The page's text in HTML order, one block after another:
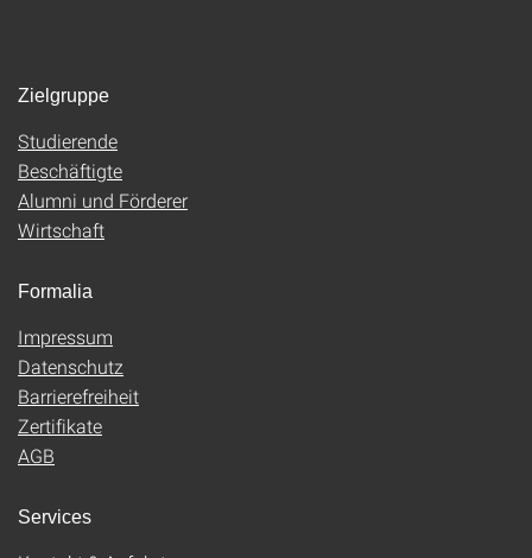
Zielgruppe
Studierende
Beschäftigte
Alumni und Förderer
Wirtschaft
Formalia
Impressum
Datenschutz
Barrierefreiheit
Zertifikate
AGB
Services